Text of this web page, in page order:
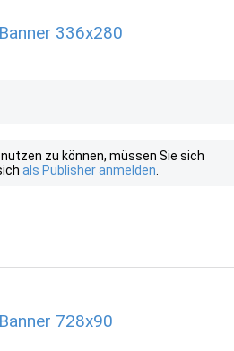
336x280
zu können, müssen Sie sich
als Publisher anmelden
728x90